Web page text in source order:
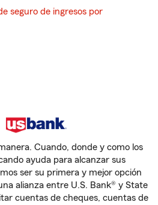
seguro de ingresos por
Cuando, donde y como los
ayuda para alcanzar sus
ser su primera y mejor opción
alianza entre U.S. Bank® y State
cuentas de cheques, cuentas de